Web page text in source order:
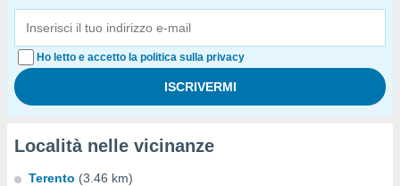
Ho letto e accetto la politica sulla privacy
Località nelle vicinanze
Terento (3.46 km)